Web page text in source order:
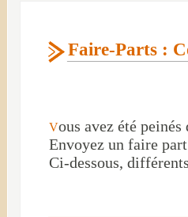
Faire-Parts :
Vous avez été
Envoyez un faire
Ci-dessous,